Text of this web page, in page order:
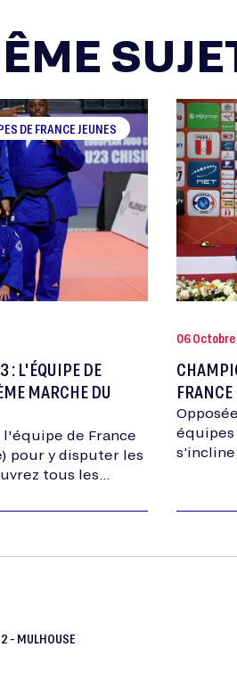
DE FRANCE JEUNES
: L'ÉQUIPE DE
MARCHE DU
l'équipe de France
pour y disputer les
tous les
06
équipes
- MULHOUSE